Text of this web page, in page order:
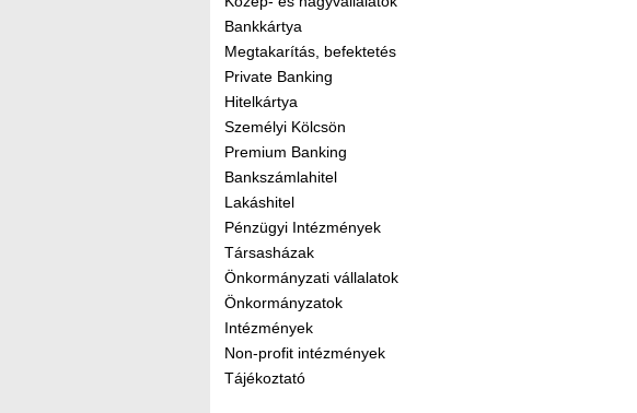
Bankkártya
Megtakarítás, befektetés
Private Banking
Hitelkártya
Személyi Kölcsön
Premium Banking
Bankszámlahitel
Lakáshitel
Pénzügyi Intézmények
Társasházak
Önkormányzati vállalatok
Önkormányzatok
Intézmények
Non-profit intézmények
Tájékoztató